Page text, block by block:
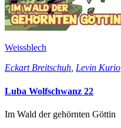
Weissblech
Eckart Breitschuh Levin Kurio
Luba Wolfschwanz 22
Im Wald der gehörnten Göttin